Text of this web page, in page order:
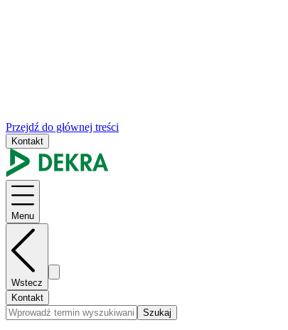
Przejdź do głównej treści
Kontakt
Menu
Wstecz
Kontakt
Szukaj